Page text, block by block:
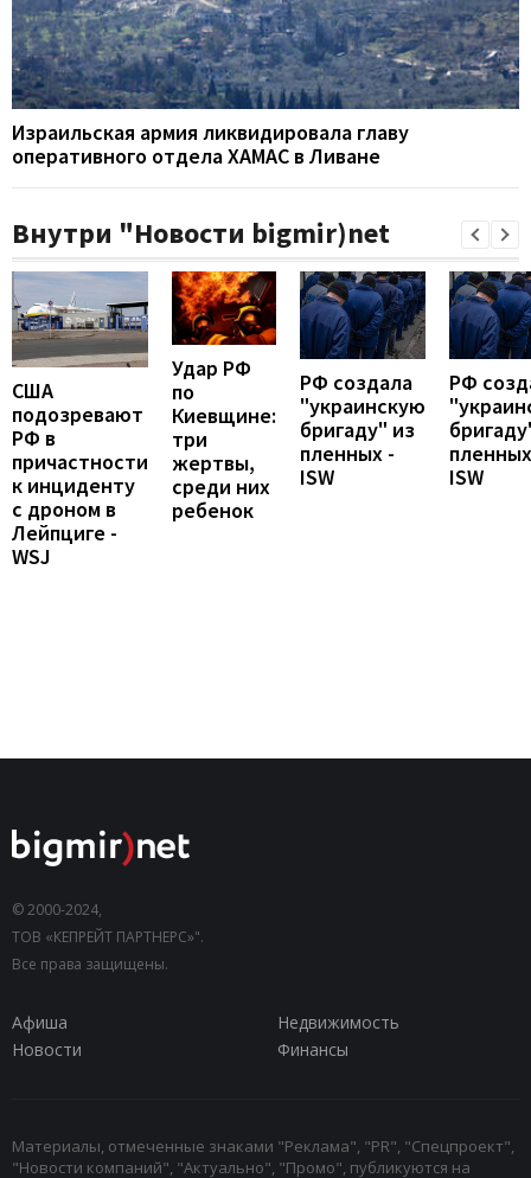
Израильская армия ликвидировала главу
оперативного отдела ХАМАС в Ливане
Внутри "Новости bigmir)net
США
подозревают
РФ в
причастности
к инциденту
с дроном в
Лейпциге -
WSJ
Удар РФ
по
Киевщине:
три
жертвы,
среди них
ребенок
РФ создала
"украинскую
бригаду" из
пленных -
ISW
РФ
ISW
© 2000-2024,
ТОВ «КЕПРЕЙТ ПАРТНЕРС»".
Все права защищены.
Афиша
Недвижимость
Новости
Финансы
Материалы, отмеченные знаками "Реклама", "PR", "Спецпроект",
"Новости компаний", "Актуально", "Промо", публикуются на